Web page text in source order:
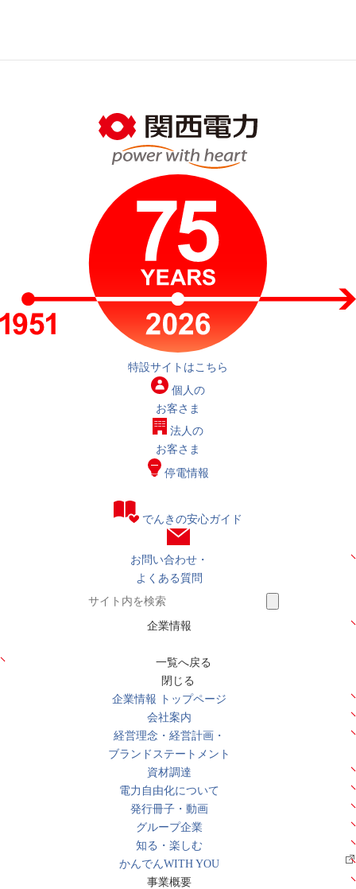
特設サイトはこちら
個人の
お客さま
法人の
お客さま
停電情報
でんきの安心ガイド
お問い合わせ・
よくある質問
企業情報
一覧へ戻る
閉じる
企業情報 トップページ
会社案内
経営理念・経営計画・
ブランドステートメント
資材調達
電力自由化について
発行冊子・動画
グループ企業
知る・楽しむ
かんでんWITH YOU
事業概要